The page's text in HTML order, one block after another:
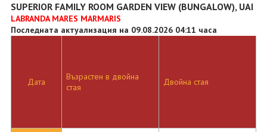
SUPERIOR FAMILY ROOM GARDEN VIEW (BUNGALOW), UAI
LABRANDA MARES MARMARIS
Последната актуализация на 09.08.2026 04:11 часа
Дата
Възрастен в двойна
стая
Двойна стая